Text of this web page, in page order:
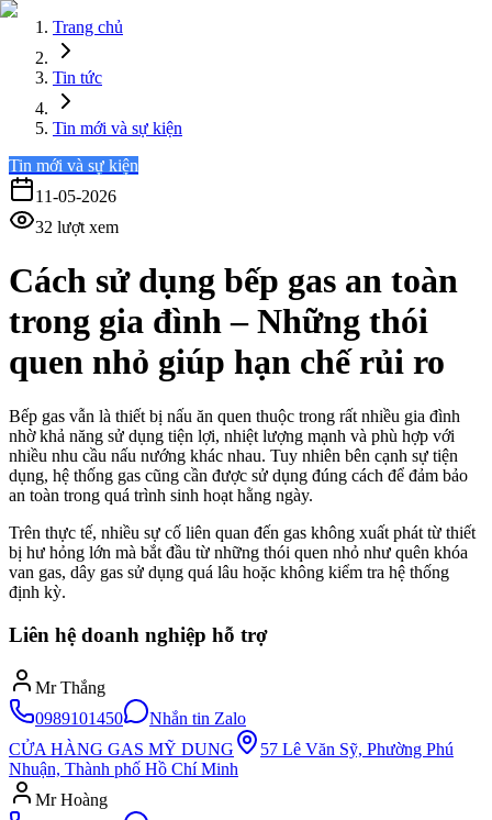
Trang chủ
Tin tức
Tin mới và sự kiện
Tin mới và sự kiện
11-05-2026
32 lượt xem
Cách sử dụng bếp gas an toàn
trong gia đình – Những thói
quen nhỏ giúp hạn chế rủi ro
Bếp gas vẫn là thiết bị nấu ăn quen thuộc trong rất nhiều gia đình
nhờ khả năng sử dụng tiện lợi, nhiệt lượng mạnh và phù hợp với
nhiều nhu cầu nấu nướng khác nhau. Tuy nhiên bên cạnh sự tiện
dụng, hệ thống gas cũng cần được sử dụng đúng cách để đảm bảo
an toàn trong quá trình sinh hoạt hằng ngày.
Trên thực tế, nhiều sự cố liên quan đến gas không xuất phát từ thiết
bị hư hỏng lớn mà bắt đầu từ những thói quen nhỏ như quên khóa
van gas, dây gas sử dụng quá lâu hoặc không kiểm tra hệ thống
định kỳ.
Liên hệ doanh nghiệp hỗ trợ
Mr Thắng
0989101450
Nhắn tin Zalo
CỬA HÀNG GAS MỸ DUNG
57 Lê Văn Sỹ, Phường Phú
Nhuận, Thành phố Hồ Chí Minh
Mr Hoàng